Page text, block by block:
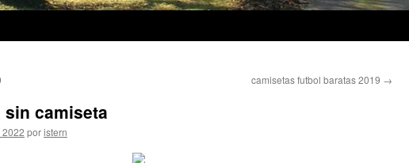
camisetas futbol baratas 2019 →
camiseta
poristern